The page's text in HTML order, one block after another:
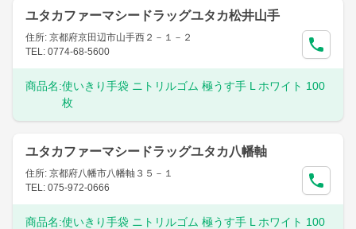
ユタカファーマシードラッグユタカ松井山手
住所: 京都府京田辺市山手西２－１－２
TEL: 0774-68-5600
商品名:使いきり手袋 ニトリルゴム 極うす手 L ホワイト 100
枚
ユタカファーマシードラッグユタカ八幡軸
住所: 京都府八幡市八幡軸３５－１
TEL: 075-972-0666
商品名:使いきり手袋 ニトリルゴム 極うす手 L ホワイト 100